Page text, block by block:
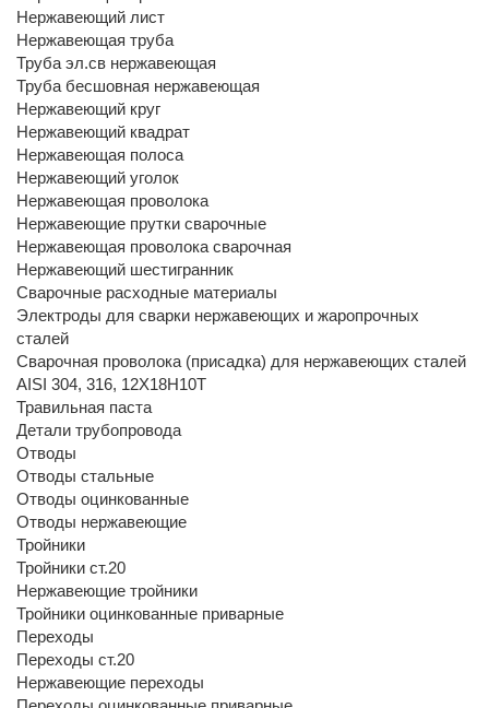
Нержавеющий лист
Нержавеющая труба
Труба эл.св нержавеющая
Труба бесшовная нержавеющая
Нержавеющий круг
Нержавеющий квадрат
Нержавеющая полоса
Нержавеющий уголок
Нержавеющая проволока
Нержавеющие прутки сварочные
Нержавеющая проволока сварочная
Нержавеющий шестигранник
Сварочные расходные материалы
Электроды для сварки нержавеющих и жаропрочных
сталей
Сварочная проволока (присадка) для нержавеющих сталей
AISI 304, 316, 12Х18Н10Т
Травильная паста
Детали трубопровода
Отводы
Отводы стальные
Отводы оцинкованные
Отводы нержавеющие
Тройники
Тройники ст.20
Нержавеющие тройники
Тройники оцинкованные приварные
Переходы
Переходы ст.20
Нержавеющие переходы